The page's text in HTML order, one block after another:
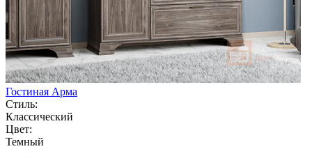
Гостиная Арма
Стиль:
Классический
Цвет:
Темный